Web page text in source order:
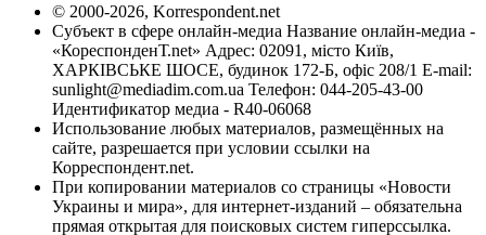
© 2000-2026, Korrespondent.net
Субъект в сфере онлайн-медиа Название онлайн-медиа -
«КореспонденТ.net» Адрес: 02091, місто Київ,
ХАРКІВСЬКЕ ШОСЕ, будинок 172-Б, офіс 208/1 E-mail:
sunlight@mediadim.com.ua Телефон: 044-205-43-00
Идентификатор медиа - R40-06068
Использование любых материалов, размещённых на
сайте, разрешается при условии ссылки на
Корреспондент.net.
При копировании материалов со страницы «Новости
Украины и мира», для интернет-изданий – обязательна
прямая открытая для поисковых систем гиперссылка.